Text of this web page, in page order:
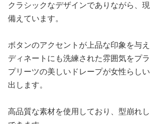
クラシックなデザインでありながら、
備えています。
ボタンのアクセントが上品な印象を与
ディネートにも洗練された雰囲気をプラ
プリーツの美しいドレープが女性らし
出します。
高品質な素材を使用しており、型崩れ